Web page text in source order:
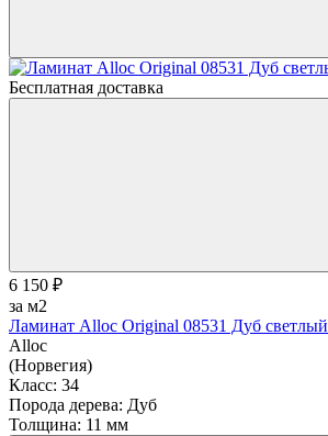
Бесплатная доставка
6 150 ₽
за м2
Ламинат Alloc Original 08531 Дуб светлый
Alloc
(Норвегия)
Класс: 34
Порода дерева: Дуб
Толщина: 11 мм